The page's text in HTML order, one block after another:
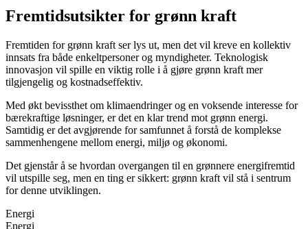
Fremtidsutsikter for grønn kraft
Fremtiden for grønn kraft ser lys ut, men det vil kreve en kollektiv
innsats fra både enkeltpersoner og myndigheter. Teknologisk
innovasjon vil spille en viktig rolle i å gjøre grønn kraft mer
tilgjengelig og kostnadseffektiv.
Med økt bevissthet om klimaendringer og en voksende interesse for
bærekraftige løsninger, er det en klar trend mot grønn energi.
Samtidig er det avgjørende for samfunnet å forstå de komplekse
sammenhengene mellom energi, miljø og økonomi.
Det gjenstår å se hvordan overgangen til en grønnere energifremtid
vil utspille seg, men en ting er sikkert: grønn kraft vil stå i sentrum
for denne utviklingen.
Energi
Energi